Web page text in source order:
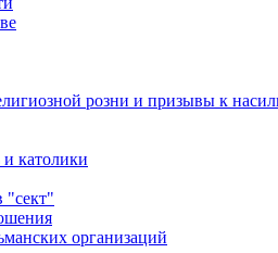
розни и призывы к
и католики
"сект"
организаций